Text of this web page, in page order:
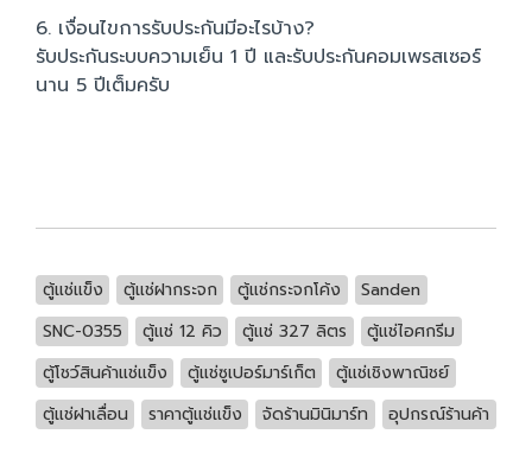
6. เงื่อนไขการรับประกันมีอะไรบ้าง?
รับประกันระบบความเย็น 1 ปี และรับประกันคอมเพรสเซอร์
นาน 5 ปีเต็มครับ
ตู้แช่แข็ง ตู้แช่ฝากระจก ตู้แช่กระจกโค้ง
Sanden
SNC-0355
ตู้แช่ 12 คิว ตู้แช่ 327 ลิตร
ตู้แช่ไอศกรีม
ตู้โชว์สินค้าแช่แข็ง
ตู้แช่ซูเปอร์มาร์เก็ต
ตู้แช่เชิงพาณิชย์
ตู้แช่ฝาเลื่อน
ราคาตู้แช่แข็ง จัดร้านมินิมาร์ท อุปกรณ์ร้านค้า